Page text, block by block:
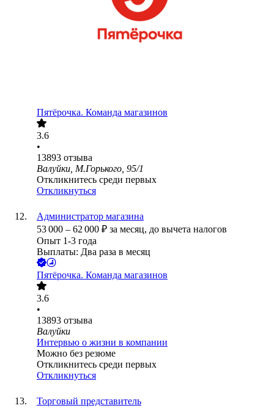
Пятёрочка. Команда магазинов
3.6
•
13893 отзыва
Валуйки, М.Горького, 95/1
Откликнитесь среди первых
Откликнуться
Администратор магазина
53 000 – 62 000 ₽ за месяц, до вычета налогов
Опыт 1-3 года
Выплаты: Два раза в месяц
Пятёрочка. Команда магазинов
3.6
•
13893 отзыва
Валуйки
Интервью о жизни в компании
Можно без резюме
Откликнитесь среди первых
Откликнуться
Торговый представитель